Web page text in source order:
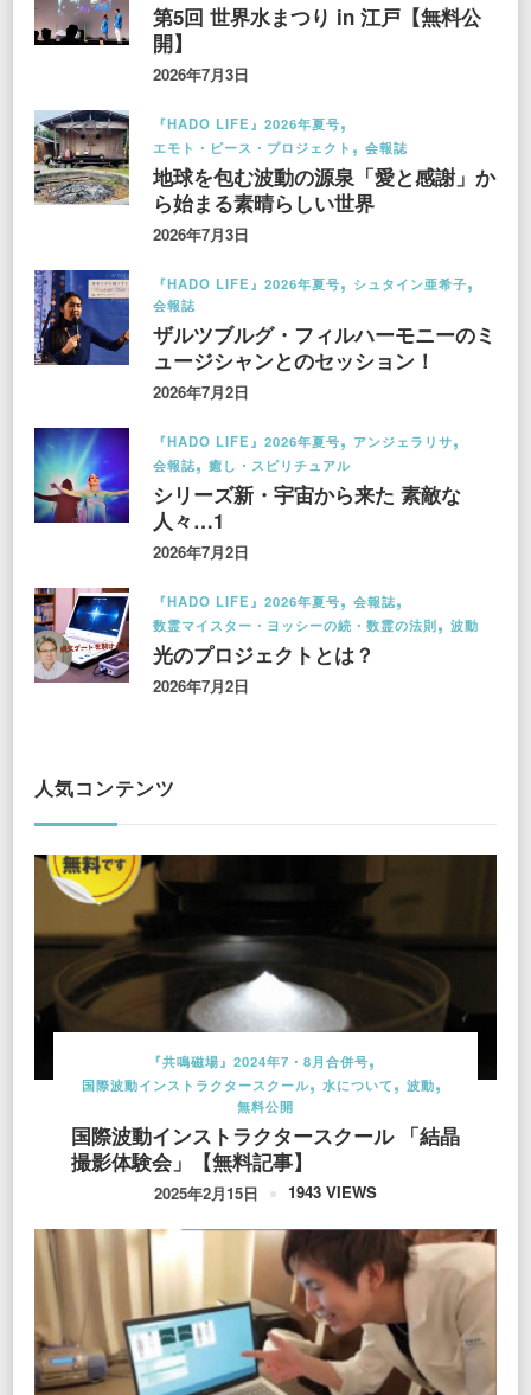
第5回 世界水まつり in 江戸【無料公
開】
2026年7月3日
『HADO LIFE』2026年夏号
エモト・ピース・プロジェクト
会報誌
地球を包む波動の源泉「愛と感謝」か
ら始まる素晴らしい世界
2026年7月3日
『HADO LIFE』2026年夏号
シュタイン亜希子
会報誌
ザルツブルグ・フィルハーモニーのミ
ュージシャンとのセッション！
2026年7月2日
『HADO LIFE』2026年夏号
アンジェラリサ
会報誌
癒し・スピリチュアル
シリーズ新・宇宙から来た 素敵な
人々…1
2026年7月2日
『HADO LIFE』2026年夏号
会報誌
数霊マイスター・ヨッシーの続・数霊の法則
波動
光のプロジェクトとは？
2026年7月2日
人気コンテンツ
『共鳴磁場』2024年7・8月合併号
国際波動インストラクタースクール
水について
波動
無料公開
国際波動インストラクタースクール 「結晶
撮影体験会」【無料記事】
2025年2月15日 1943 VIEWS